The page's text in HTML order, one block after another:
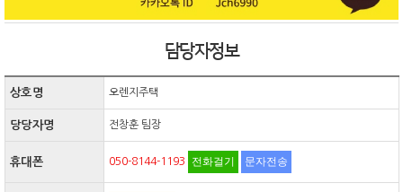
담당자정보
상호명 오렌지주택
당당자명 전창훈 팀장
휴대폰 050-8144-1193 전화걸기 문자전송